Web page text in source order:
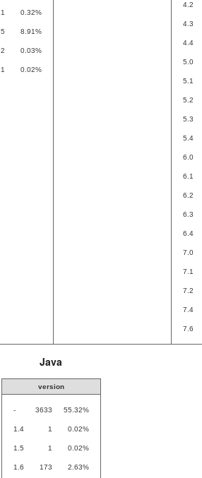
0.32%
8.91%
2 0.03%
1 0.02%
4.2
4.3
4.4
5.0
5.1
5.2
5.3
5.4
6.0
6.1
6.2
6.3
6.4
7.0
7.1
7.2
7.4
7.6
Java
version
- 3633 55.32%
1.4 1 0.02%
1.5 1 0.02%
1.6 173 2.63%